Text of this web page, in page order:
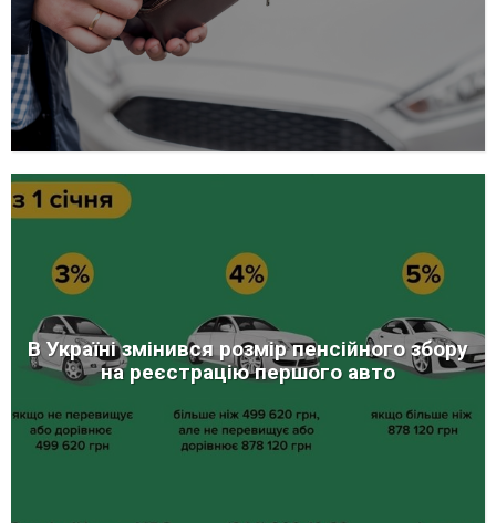
В Україні змінився розмір пенсійного збору
на реєстрацію першого авто